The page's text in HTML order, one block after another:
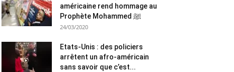
américaine rend hommage au
Prophète Mohammed ﷺ
24/03/2020
Etats-Unis : des policiers
arrêtent un afro-américain
sans savoir que c’est...